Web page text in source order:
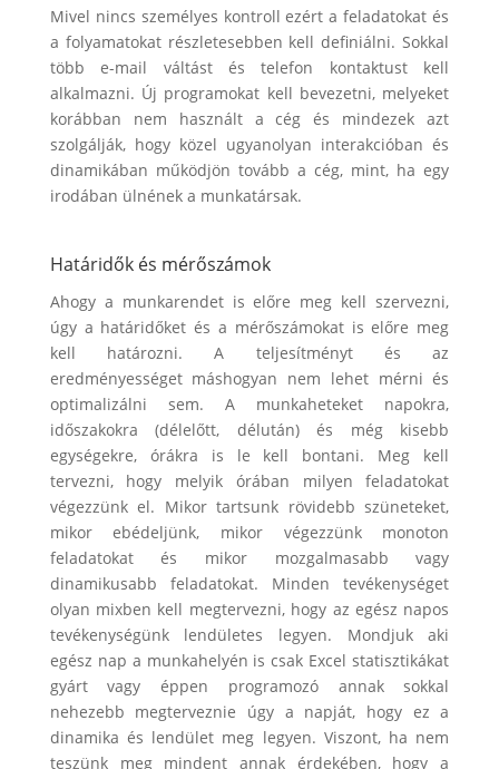
Mivel nincs személyes kontroll ezért a feladatokat és
a folyamatokat részletesebben kell definiálni. Sokkal
több e-mail váltást és telefon kontaktust kell
alkalmazni. Új programokat kell bevezetni, melyeket
korábban nem használt a cég és mindezek azt
szolgálják, hogy közel ugyanolyan interakcióban és
dinamikában működjön tovább a cég, mint, ha egy
irodában ülnének a munkatársak.
Határidők és mérőszámok
Ahogy a munkarendet is előre meg kell szervezni,
úgy a határidőket és a mérőszámokat is előre meg
kell határozni. A teljesítményt és az
eredményességet máshogyan nem lehet mérni és
optimalizálni sem. A munkaheteket napokra,
időszakokra (délelőtt, délután) és még kisebb
egységekre, órákra is le kell bontani. Meg kell
tervezni, hogy melyik órában milyen feladatokat
végezzünk el. Mikor tartsunk rövidebb szüneteket,
mikor ebédeljünk, mikor végezzünk monoton
feladatokat és mikor mozgalmasabb vagy
dinamikusabb feladatokat. Minden tevékenységet
olyan mixben kell megtervezni, hogy az egész napos
tevékenységünk lendületes legyen. Mondjuk aki
egész nap a munkahelyén is csak Excel statisztikákat
gyárt vagy éppen programozó annak sokkal
nehezebb megterveznie úgy a napját, hogy ez a
dinamika és lendület meg legyen. Viszont, ha nem
teszünk meg mindent annak érdekében, hogy a